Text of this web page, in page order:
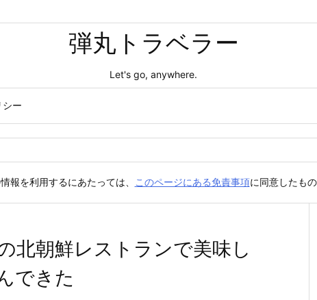
弾丸トラベラー
Let's go, anywhere.
シー
報を利用するにあたっては、 このページにある免責事項に同意したもの
北朝鮮レストランで美味し
できた